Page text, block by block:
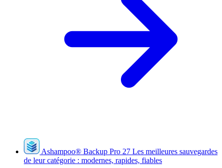
Ashampoo® Backup Pro 27 Les meilleures sauvegardes
de leur catégorie : modernes, rapides, fiables